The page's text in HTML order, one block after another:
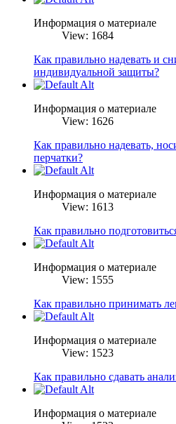
Информация о материале
View: 1684
Как правильно надевать и
индивидуальной защиты?
Информация о материале
View: 1626
Как правильно надевать,
перчатки?
Информация о материале
View: 1613
Как правильно
Информация о материале
View: 1555
Как правильно принимать
Информация о материале
View: 1523
Как правильно сдавать
Информация о материале